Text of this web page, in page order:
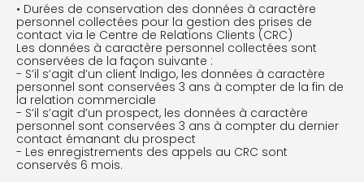
• Durées de conservation des données à caractère
personnel collectées pour la gestion des prises de
contact via le Centre de Relations Clients (CRC)
Les données à caractère personnel collectées sont
conservées de la façon suivante :
- S’il s’agit d’un client Indigo, les données à caractère
personnel sont conservées 3 ans à compter de la fin de
la relation commerciale
- S’il s’agit d’un prospect, les données à caractère
personnel sont conservées 3 ans à compter du dernier
contact émanant du prospect
- Les enregistrements des appels au CRC sont
conservés 6 mois.